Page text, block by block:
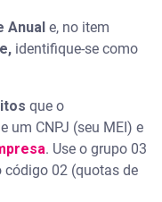
Anual e, no item
identifique-se como
que o
um CNPJ (seu MEI) e
. Use o grupo 03
código 02 (quotas de